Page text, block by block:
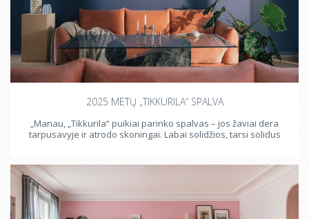
2025 METŲ „TIKKURILA“ SPALVA
„Manau, „Tikkurila“ puikiai parinko spalvas – jos žaviai dera
tarpusavyje ir atrodo skoningai. Labai solidžios, tarsi solidus